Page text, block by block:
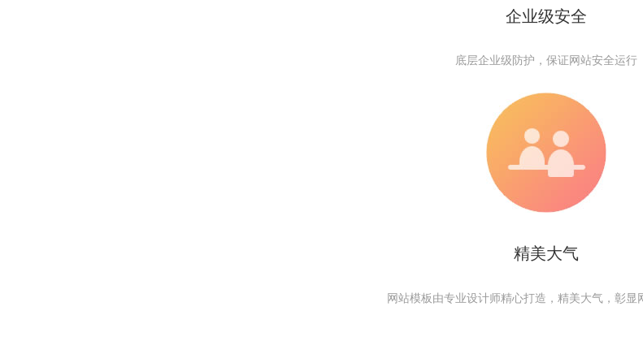
企业级安全
底层企业级防护，保证网站安全运行
精美大气
网站模板由专业设计师精心打造，精美大气，彰显